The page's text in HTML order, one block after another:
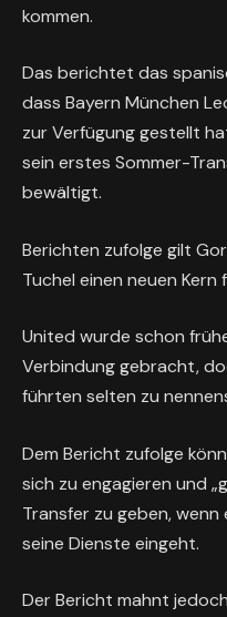
kommen.
Das berichtet das
dass Bayern München
zur Verfügung gestellt
sein erstes Sommer-
bewältigt.
Berichten zufolge gilt
Tuchel einen neuen
United wurde schon
Verbindung gebracht,
führten selten zu
Dem Bericht zufolge
sich zu engagieren und
Transfer zu geben,
seine Dienste eingeht.
Der Bericht mahnt